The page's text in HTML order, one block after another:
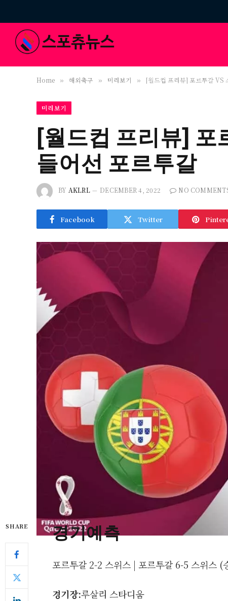
Home » 해외축구 » 미리보기 » [월드컵 프리뷰] 포르투갈 VS
미리보기
[월드컵 프리뷰] 포
들어선 포르투갈
BY AKLRL DECEMBER 4, 2022 NO
Facebook Twitter
SHARE 경기예측
포르투갈 2-2 스위스 | 포르투갈 6-5 스위스 (
경기장:루살리 스타디움